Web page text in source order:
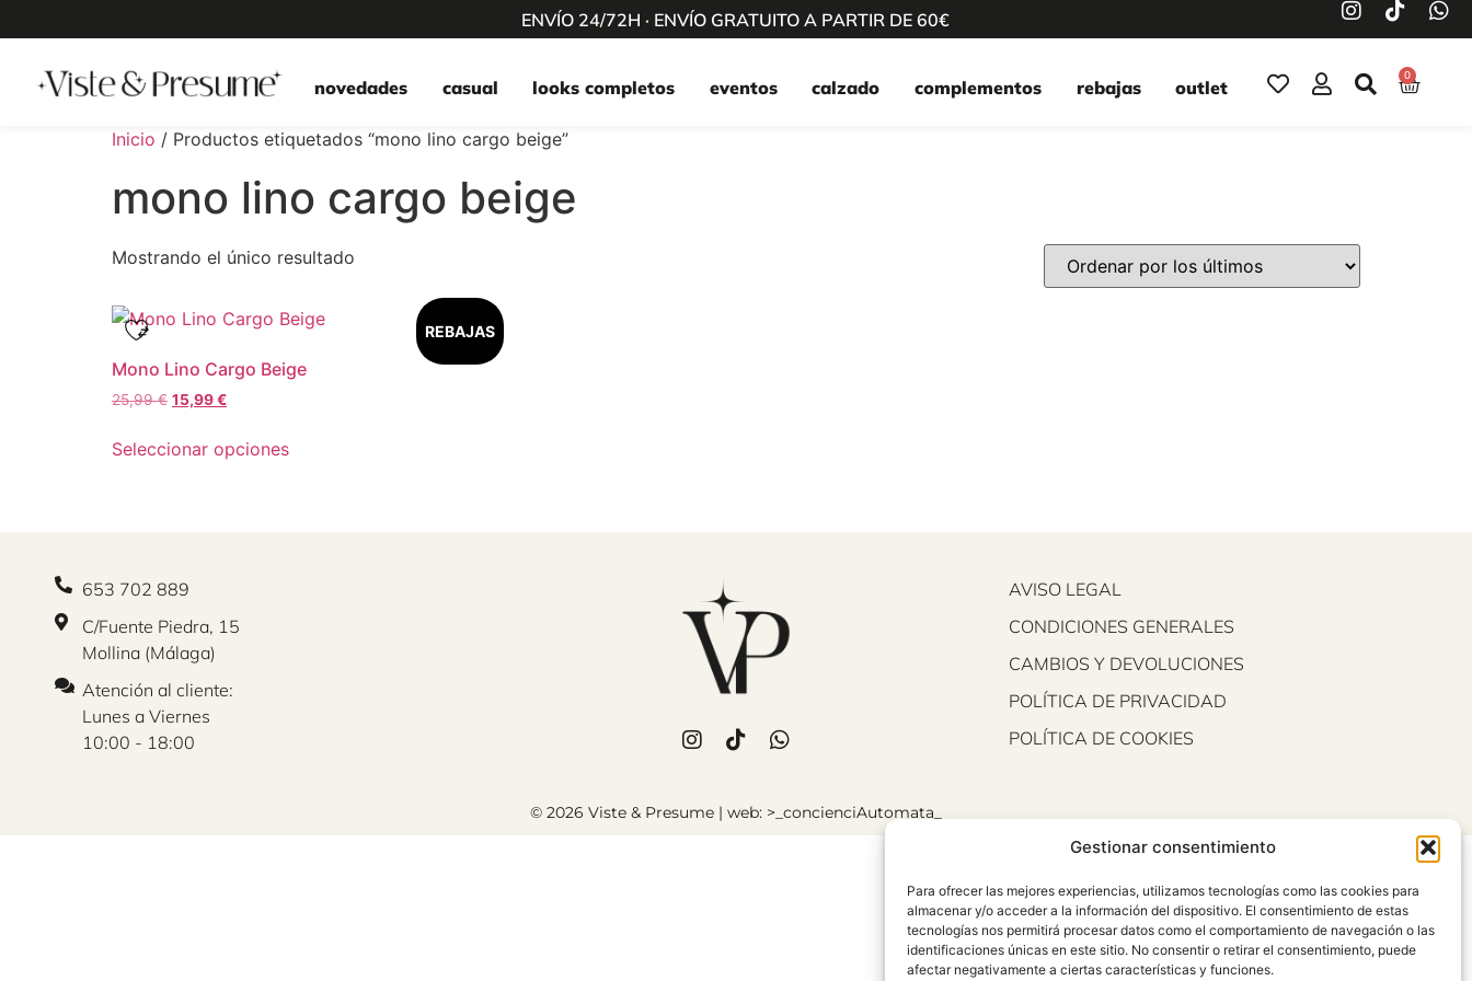
Gestionar consentimiento
Para ofrecer las mejores experiencias, utilizamos tecnologías como las cookies para
almacenar y/o acceder a la información del dispositivo. El consentimiento de estas
tecnologías nos permitirá procesar datos como el comportamiento de navegación o las
identificaciones únicas en este sitio. No consentir o retirar el consentimiento, puede
afectar negativamente a ciertas características y funciones.
ENVÍO 24/72H · ENVÍO GRATUITO A PARTIR DE 60€
novedades casual looks completos eventos calzado complementos rebajas outlet
0
Inicio / Productos etiquetados “mono lino cargo beige”
mono lino cargo beige
Mostrando el único resultado
REBAJAS
Mono Lino Cargo Beige
25,99€ 15,99€
Seleccionar opciones
653 702 889
C/Fuente Piedra, 15
Mollina (Málaga)
Atención al cliente:
Lunes a Viernes
10:00 - 18:00
AVISO LEGAL
CONDICIONES GENERALES
CAMBIOS Y DEVOLUCIONES
POLÍTICA DE PRIVACIDAD
POLÍTICA DE COOKIES
© 2026 Viste & Presume | web: >_concienciAutomata_